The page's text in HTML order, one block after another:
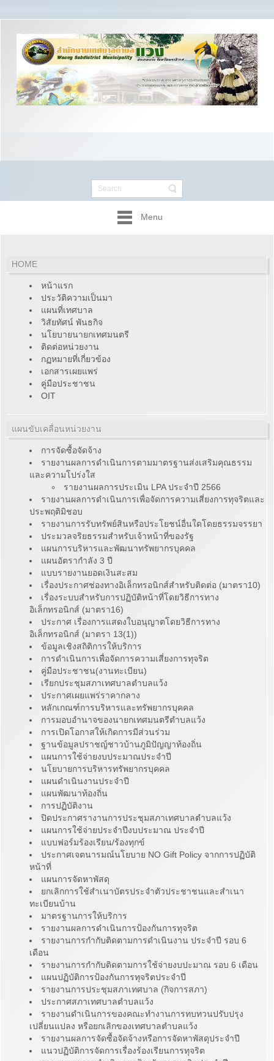
Menu
HOME
หน้าแรก
ประวัติความเป็นมา
แผนที่เทศบาล
วิสัยทัศน์ พันธกิจ
นโยบายนายกเทศมนตรี
ติดต่อหน่วยงาน
กฏหมายที่เกี่ยวข้อง
เอกสารเผยแพร่
คู่มือประชาชน
OIT
แผนขับเคลื่อนหน่วยงาน
การจัดซื้อจัดจ้าง
รายงานผลการดำเนินการตามมาตรฐานส่งเสริมคุณธรรม
และความโปร่งใส
รายงานผลการประเมิน LPA ประจำปี 2566
รายงานผลการดำเนินการเพื่อจัดการความเสี่ยงการทุจริตและ
ประพฤติมิชอบ
รายงานการรับทรัพย์สินหรือประโยชน์อื่นใดโดยธรรมจรรยา
ประมวลจริยธรรมสำหรับเจ้าหน้าที่ของรัฐ
แผนการบริหารและพัฒนาทรัพยากรบุคคล
แผนอัตรากำลัง 3 ปี
แบบรายงานยอดเงินสะสม
เรื่องประกาศช่องทางอิเล็กทรอนิกส์สำหรับติดต่อ (มาตรา10)
เรื่องระบบสำหรับการปฏิบัติหน้าที่โดยวิธีการทาง
อิเล็กทรอนิกส์ (มาตรา16)
ประกาศ เรื่องการแสดงใบอนุญาตโดยวิธีการทาง
อิเล็กทรอนิกส์ (มาตรา 13(1))
ข้อมูลเชิงสถิติการให้บริการ
การดำเนินการเพื่อจัดการความเสี่ยงการทุจริต
คู่มือประชาชน(งานทะเบียน)
เรียกประชุมสภาเทศบาลตำบลแว้ง
ประกาศเผยแพร่ราคากลาง
หลักเกณฑ์การบริหารและทรัพยากรบุคคล
การมอบอำนาจของนายกเทศมนตรีตำบลแว้ง
การเปิดโอกาสให้เกิดการมีส่วนร่วม
ฐานข้อมูลปราชญ์ชาวบ้านภูมิปัญญาท้องถิ่น
แผนการใช้จ่ายงบประมาณประจำปี
นโยบายการบริหารทรัพยากรบุคคล
แผนดำเนินงานประจำปี
แผนพัฒนาท้องถิ่น
การปฏิบัติงาน
ปิดประกาศรางานการประชุมสภาเทศบาลตำบลแว้ง
แผนการใช้จ่ายประจำปีงบประมาณ ประจำปี
แบบฟอร์มร้องเรียน/ร้องทุกข์
ประกาศเจตนารมณ์นโยบาย NO Gift Policy จากการปฏิบัติ
หน้าที่
แผนการจัดหาพัสดุ
ยกเลิกการใช้สำเนาบัตรประจำตัวประชาชนและสำเนา
ทะเบียนบ้าน
มาตรฐานการให้บริการ
รายงานผลการดำเนินการป้องกันการทุจริต
รายงานการกำกับติดตามการดำเนินงาน ประจำปี รอบ 6
เดือน
รายงานการกำกับติดตามการใช้จ่ายงบปะมาณ รอบ 6 เดือน
แผนปฏิบัติการป้องกันการทุจริตประจำปี
รายงานการประชุมสภาเทศบาล (กิจการสภา)
ประกาศสภาเทศบาลตำบลแว้ง
รายงานดำเนินการของคณะทำงานการทบทวนปรับปรุง
เปลี่ยนแปลง หรือยกเลิกของเทศบาลตำบลแว้ง
รายงานผลการจัดซื้อจัดจ้างหรือการจัดหาพัสดุประจำปี
แนวปฏิบัติการจัดการเรื่องร้องเรียนการทุจริต